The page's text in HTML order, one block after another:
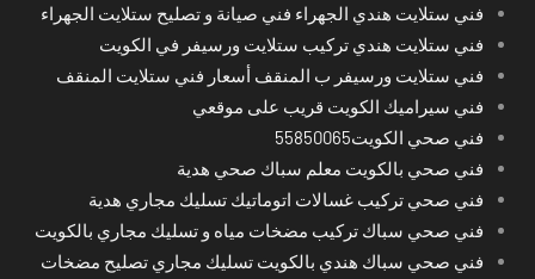
فني ستلايت هندي الجهراء فني صيانة و تصليح ستلايت الجهراء
فني ستلايت هندي تركيب ستلايت ورسيفر في الكويت
فني ستلايت ورسيفر ب المنقف أسعار فني ستلايت المنقف
فني سيراميك الكويت قريب على موقعي
فني صحي الكويت55850065
فني صحي بالكويت معلم سباك صحي هدية
فني صحي تركيب غسالات اتوماتيك تسليك مجاري هدية
فني صحي سباك تركيب مضخات مياه و تسليك مجاري بالكويت
فني صحي سباك هندي بالكويت تسليك مجاري تصليح مضخات